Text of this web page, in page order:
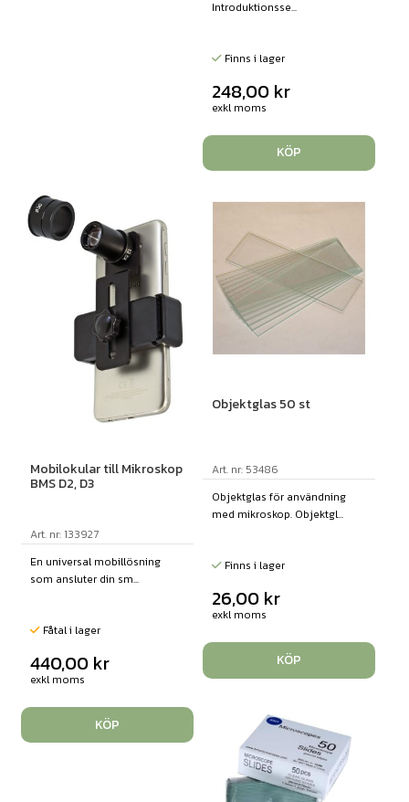
Introduktionsse...
Finns i lager
248,00 kr
exkl moms
KÖP
Mobilokular till Mikroskop
BMS D2, D3
Art. nr: 133927
En universal mobillösning
som ansluter din sm...
Fåtal i lager
440,00 kr
exkl moms
KÖP
Objektglas 50 st
Art. nr: 53486
Objektglas för användning
med mikroskop. Objektgl...
Finns i lager
26,00 kr
exkl moms
KÖP